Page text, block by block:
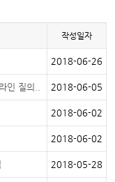
작성일자
2018-06-26
인 질의.. 2018-06-05
2018-06-02
2018-06-02
2018-05-28